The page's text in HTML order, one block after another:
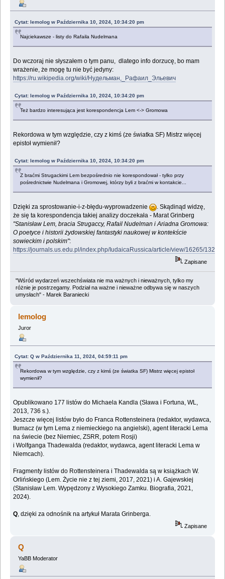
Cytat: lemolog w Października 10, 2024, 10:34:20 pm
Najciekawsze - listy do Rafaila Nudelmana
Do wczoraj nie słyszałem o tym panu, dlatego info dorzucę, bo mam
wrażenie, że mogę tu nie być jedyny:
https://ru.wikipedia.org/wiki/Нудельман,_Рафаил_Эльевич
Cytat: lemolog w Października 10, 2024, 10:34:20 pm
Też bardzo interesująca jest korespondencja Lem <-> Gromowa
Rekordowa w tym względzie, czy z kimś (ze światka SF) Mistrz więcej
epistoł wymienił?
Cytat: lemolog w Października 10, 2024, 10:34:20 pm
Z braćmi Strugackimi Lem bezpośrednio nie korespondował - tylko przy
pośrednictwie Nudelmana i Gromowej, którzy byli z braćmi w kontakcie...
Dzięki za sprostowanie-i-z-błędu-wyprowadzenie
. Skądinąd widzę,
że się ta korespondencja takiej analizy doczekała - Marat Grinberg
"Stanisław Lem, bracia Strugaccy, Rafail Nudelman i Ariadna Gromowa:
O poetyce i historii żydowskiej fantastyki naukowej w kontekście
sowieckim i polskim":
https://journals.us.edu.pl/index.php/IudaicaRussica/article/view/16265/13284
Zapisane
"Wśród wydarzeń wszechświata nie ma ważnych i nieważnych, tylko my
różnie je postrzegamy. Podział na ważne i nieważne odbywa się w naszych
umysłach" - Marek Baraniecki
lemolog
Juror
Cytat: Q w Października 11, 2024, 04:59:11 pm
Rekordowa w tym względzie, czy z kimś (ze światka SF) Mistrz więcej epistoł
wymienił?
Opublikowano 177 listów do Michaela Kandla (Sława i Fortuna, WL,
2013, 736 s.).
Jeszcze więcej listów było do Franca Rottensteinera (redaktor, wydawca,
tłumacz (w tym Lema z niemieckiego na angielski), agent literacki Lema
na świecie (bez Niemiec, ZSRR, potem Rosji)
i Wolfganga Thadewalda (redaktor, wydawca, agent literacki Lema w
Niemcach).
Fragmenty listów do Rottensteinera i Thadewalda są w książkach W.
Orlińskiego (Lem. Życie nie z tej ziemi, 2017, 2021) i A. Gajewskiej
(Stanisław Lem. Wypędzony z Wysokiego Zamku. Biografia, 2021,
2024).
Q, dzięki za odnośnik na artykuł Marata Grinberga.
Zapisane
Q
YaBB Moderator